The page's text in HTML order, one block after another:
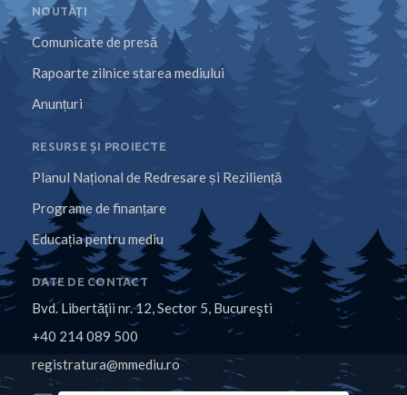
NOUTĂȚI
Comunicate de presă
Rapoarte zilnice starea mediului
Anunțuri
RESURSE ȘI PROIECTE
Planul Național de Redresare și Reziliență
Programe de finanțare
Educația pentru mediu
DATE DE CONTACT
Bvd. Libertăţii nr. 12, Sector 5, Bucureşti
+40 214 089 500
registratura@mmediu.ro